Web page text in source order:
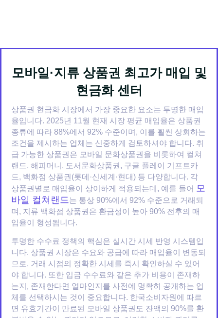
모바일·지류 상품권 최고가 매입 및
현금화 센터
상품권 현금화 시장에서 가장 중요한 요소는 투명한 매입
율입니다. 2025년 11월 현재 시장 평균 매입율은 상품권
종류에 따라 88%에서 92% 수준이며, 이를 훨씬 상회하는
조건을 제시하는 업체는 신중하게 검토하셔야 합니다. 취
급 가능한 상품권은 모바일 문화상품권을 비롯하여 컬쳐
랜드, 해피머니, 도서문화상품권, 구글 플레이 기프트카
드, 백화점 상품권(롯데·신세계·현대) 등 다양합니다. 각
상품권별로 매입율이 상이하게 적용되는데, 예를 들어 모
바일 컬쳐랜드는 통상 90%에서 92% 수준으로 거래되
며, 지류 백화점 상품권은 환금성이 높아 90% 전후의 매
입율이 형성됩니다.
투명한 수수료 정책의 핵심은 실시간 시세 반영 시스템입
니다. 상품권 시장은 수요와 공급에 따라 매입율이 변동되
므로, 거래 시점의 정확한 시세를 즉시 확인하실 수 있어
야 합니다. 또한 입금 수수료와 같은 추가 비용이 존재하
는지, 존재한다면 얼마인지를 사전에 명확히 공개하는 업
체를 선택하시는 것이 중요합니다. 한국소비자원에 따르
면 유효기간이 만료된 모바일 상품권도 잔액의 90%를 환